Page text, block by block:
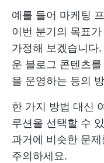
예를 들어 마케팅
이번 분기의 목표
가정해 보겠습니다
운 블로그 콘텐츠
을 운영하는 등의
한 가지 방법 대신
루션을 선택할 수
과거에 비슷한 문
주의하세요.